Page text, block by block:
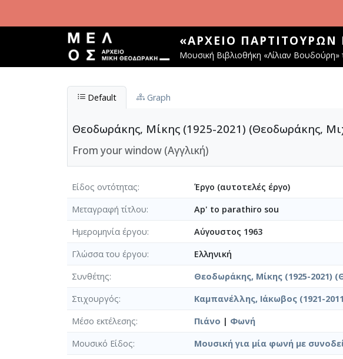
«ΑΡΧΕΊΟ
Μουσική Βιβλιοθήκη «Λίλιαν
Default Graph
Θεοδωράκης, Μίκης (1925-2021) (Θεοδωράκης,
From your window (Αγγλική)
Είδος οντότητας
Έργο (αυτοτελές έργο)
Μεταγραφή τίτλου
Ap' to parathiro sou
Ημερομηνία έργου
Αύγουστος 1963
Γλώσσα του έργου
Ελληνική
Συνθέτης
Θεοδωράκης, Μίκης (1925-2021)
Στιχουργός
Καμπανέλλης, Ιάκωβος (1921-
Μέσο εκτέλεσης
Πιάνο | Φωνή
Μουσικό Είδος
Μουσική για μία φωνή με